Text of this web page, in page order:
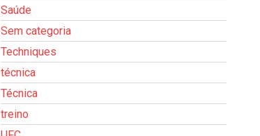
Saúde
Sem categoria
Techniques
técnica
Técnica
treino